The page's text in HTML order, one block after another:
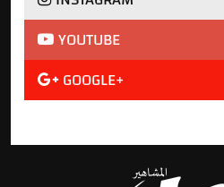
YOUTUBE
GOOGLE+